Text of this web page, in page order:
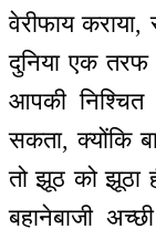
वेरीफाय
दुनिया एक
आपकी
सकता, क्योंकि
तो झूठ को झूठा
बहानेबाजी